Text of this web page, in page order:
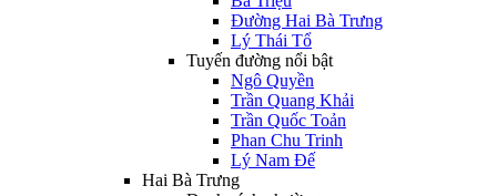
Đường Hai Bà Trưng
Lý Thái Tổ
Tuyến đường nổi bật
Ngô Quyền
Trần Quang Khải
Trần Quốc Toản
Phan Chu Trinh
Lý Nam Đế
Hai Bà Trưng